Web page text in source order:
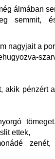
álmában
semmit,
nagyjait a
akik pénzért
ettek,
zenét,